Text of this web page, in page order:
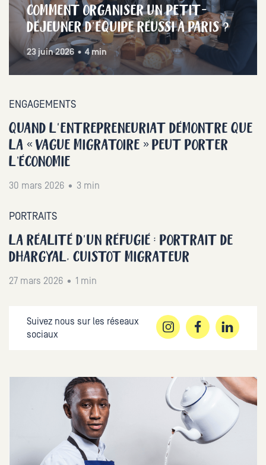
COMMENT ORGANISER UN PETIT-
DÉJEUNER D'ÉQUIPE RÉUSSI À PARIS ?
23 juin 2026 • 4 min
ENGAGEMENTS
QUAND L'ENTREPRENEURIAT DÉMONTRE QUE
LA « VAGUE MIGRATOIRE » PEUT PORTER
L’ÉCONOMIE
30 mars 2026 • 3 min
PORTRAITS
LA RÉALITÉ D'UN RÉFUGIÉ : PORTRAIT DE
DHARGYAL, CUISTOT MIGRATEUR
27 mars 2026 • 1 min
Suivez nous sur les réseaux
sociaux